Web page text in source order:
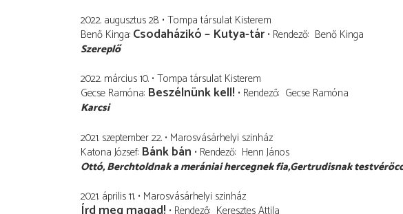
2022. augusztus 28. Tompa társulat Kisterem
Benő Kinga Csodaházikó – Kutya-tár Rendező Benő Kinga
Szereplő
2022. március 10. Tompa társulat Kisterem
Gecse Ramóna Beszélnünk kell! Rendező Gecse Ramóna
Karcsi
2021. szeptember 22. Marosvásárhelyi szinház
Katona József Bánk bán Rendező Henn János
Ottó Berchtoldnak a merániai hercegnek fia,Gertrudisnak
2021. április 11. Marosvásárhelyi szinház